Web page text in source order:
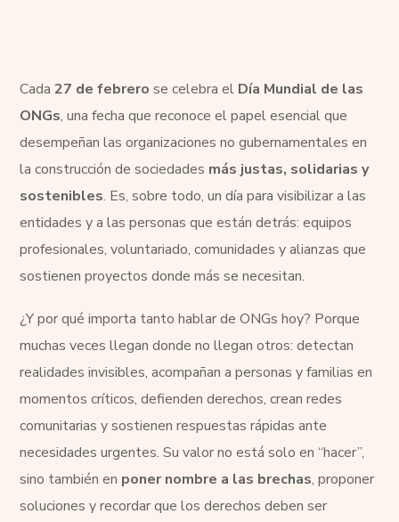
Cada27 de febrero se celebra el Día Mundial de las
ONGs, una fecha que reconoce el papel esencial que
desempeñan las organizaciones no gubernamentales en
la construcción de sociedades más justas, solidarias y
sostenibles. Es, sobre todo, un día para visibilizar a las
entidades y a las personas que están detrás: equipos
profesionales, voluntariado, comunidades y alianzas que
sostienen proyectos donde más se necesitan.
¿Y por qué importa tanto hablar de ONGs hoy? Porque
muchas veces llegan donde no llegan otros: detectan
realidades invisibles, acompañan a personas y familias en
momentos críticos, defienden derechos, crean redes
comunitarias y sostienen respuestas rápidas ante
necesidades urgentes. Su valor no está solo en “hacer”,
sino también en poner nombre a las brechas, proponer
soluciones y recordar que los derechos deben ser